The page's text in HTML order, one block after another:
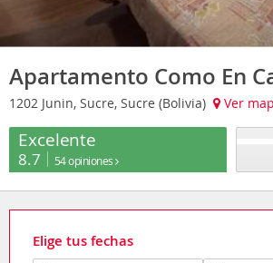
Apartamento Como En
1202 Junin, Sucre, Sucre (Bolivia) Ver
Excelente
8.7 54 opiniones
Elige tus fechas